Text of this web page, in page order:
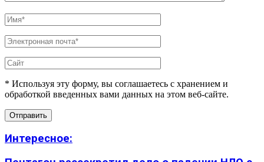
* Используя эту форму, вы соглашаетесь с хранением и
обработкой введенных вами данных на этом веб-сайте.
Интересное: